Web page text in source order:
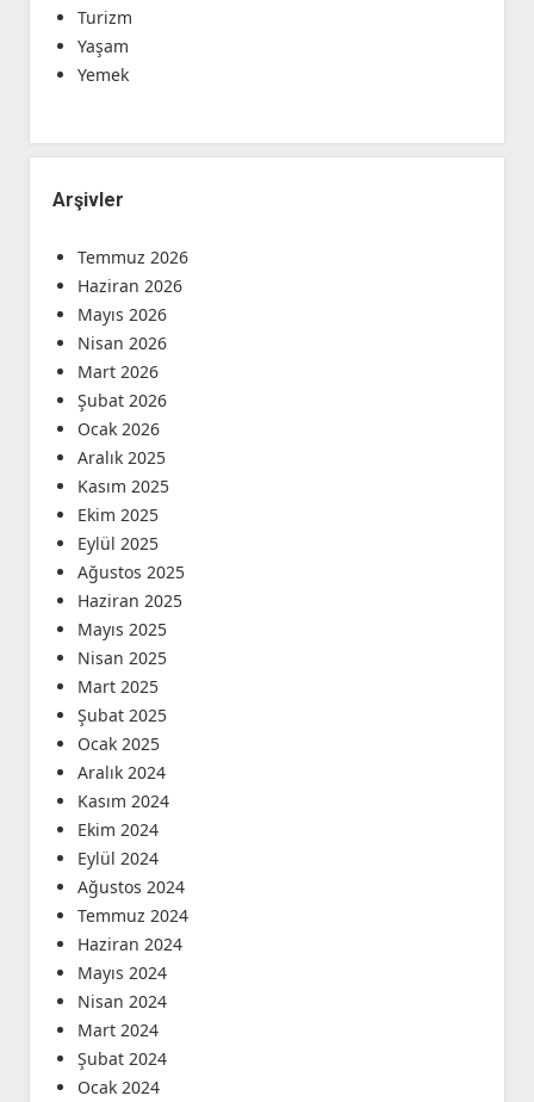
Turizm
Yaşam
Yemek
Arşivler
Temmuz 2026
Haziran 2026
Mayıs 2026
Nisan 2026
Mart 2026
Şubat 2026
Ocak 2026
Aralık 2025
Kasım 2025
Ekim 2025
Eylül 2025
Ağustos 2025
Haziran 2025
Mayıs 2025
Nisan 2025
Mart 2025
Şubat 2025
Ocak 2025
Aralık 2024
Kasım 2024
Ekim 2024
Eylül 2024
Ağustos 2024
Temmuz 2024
Haziran 2024
Mayıs 2024
Nisan 2024
Mart 2024
Şubat 2024
Ocak 2024